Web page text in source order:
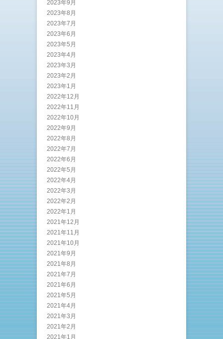
2023年9月
2023年8月
2023年7月
2023年6月
2023年5月
2023年4月
2023年3月
2023年2月
2023年1月
2022年12月
2022年11月
2022年10月
2022年9月
2022年8月
2022年7月
2022年6月
2022年5月
2022年4月
2022年3月
2022年2月
2022年1月
2021年12月
2021年11月
2021年10月
2021年9月
2021年8月
2021年7月
2021年6月
2021年5月
2021年4月
2021年3月
2021年2月
2021年1月